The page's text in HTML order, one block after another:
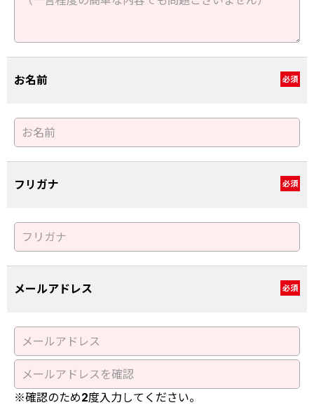
お名前 必須
フリガナ 必須
メールアドレス 必須
※確認のため2度入力してください。